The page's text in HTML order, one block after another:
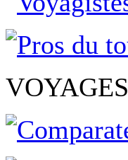
VOYAGES